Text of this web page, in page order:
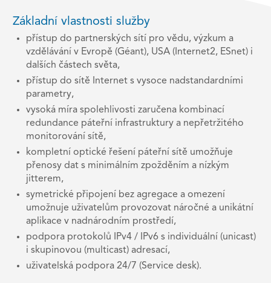
Základní vlastnosti služby
přístup do partnerských sítí pro vědu, výzkum a
vzdělávání v Evropě (Géant), USA (Internet2, ESnet) i
dalších částech světa,
přístup do sítě Internet s vysoce nadstandardními
parametry,
vysoká míra spolehlivosti zaručena kombinací
redundance páteřní infrastruktury a nepřetržitého
monitorování sítě,
kompletní optické řešení páteřní sítě umožňuje
přenosy dat s minimálním zpožděním a nízkým
jitterem,
symetrické připojení bez agregace a omezení
umožnuje uživatelům provozovat náročné a unikátní
aplikace v nadnárodním prostředí,
podpora protokolů IPv4 / IPv6 s individuální (unicast)
i skupinovou (multicast) adresací,
uživatelská podpora 24/7 (Service desk).